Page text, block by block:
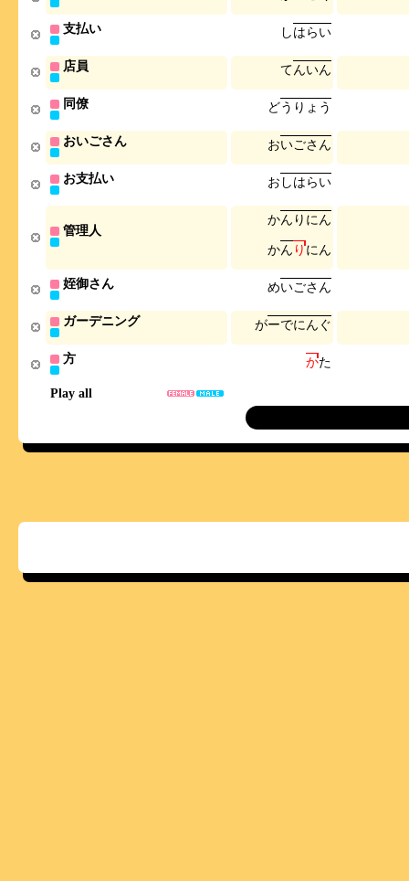
Play all
支払い しはらい
店員 てんいん
同僚 どう り ょ う
おいごさん おいごさ ん
お支払い お しはらい
管理人
かん り に ん
かん りに ん
姪御さん めいごさ ん
ガーデニング がーでに ん ぐ
方 かた